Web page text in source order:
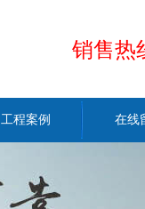
销售热
工程案例 在线